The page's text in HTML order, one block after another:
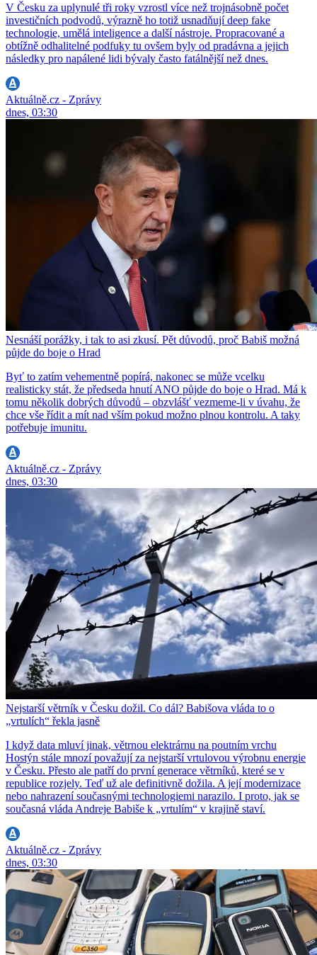
V Česku za uplynulé tři roky vzrostl více než trojnásobně počet
investičních podvodů, výrazně ho totiž usnadňují deep fake
technologie, umělá inteligence a další nástroje. Propracované a
obtížně odhalitelné podfuky tu ovšem byly od pradávna a jejich
následky pro napálené lidi bývaly často fatálnější než dnes.
Aktuálně.cz - Zprávy
dnes, 03:30
Nesnáší porážky, i tak to asi zkusí. Pět důvodů, proč Babiš možná
půjde do boje o Hrad
Byť to zatím vehementně popírá, nakonec se může vcelku
realisticky stát, že předseda hnutí ANO půjde do boje o Hrad. Má k
tomu několik dobrých důvodů – obzvlášť vezmeme-li v úvahu, že
chce vše řídit a mít nad vším pokud možno plnou kontrolu. A taky
potřebuje imunitu.
Aktuálně.cz - Zprávy
dnes, 03:30
Nejstarší větrník v Česku dožil. Co dál? Babišova vláda to o
„vrtulích“ řekla jasně
I když data mluví jinak, větrnou elektrárnu na poutním vrchu
Hostýn stále mnozí považují za nejstarší vrtulovou výrobnu energie
v Česku. Přesto ale patří do první generace větrníků, které se v
republice rozjely. Teď už ale definitivně dožila. A její modernizace
nebo nahrazení současnými technologiemi narazilo. I proto, jak se
současná vláda Andreje Babiše k „vrtulím“ v krajině staví.
Aktuálně.cz - Zprávy
dnes, 03:30